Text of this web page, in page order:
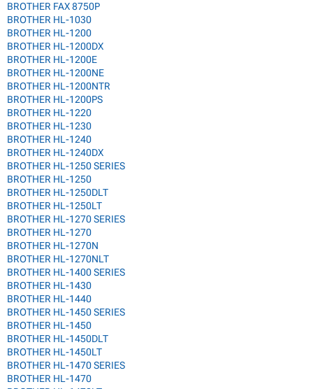
BROTHER FAX 8750P
BROTHER HL-1030
BROTHER HL-1200
BROTHER HL-1200DX
BROTHER HL-1200E
BROTHER HL-1200NE
BROTHER HL-1200NTR
BROTHER HL-1200PS
BROTHER HL-1220
BROTHER HL-1230
BROTHER HL-1240
BROTHER HL-1240DX
BROTHER HL-1250 SERIES
BROTHER HL-1250
BROTHER HL-1250DLT
BROTHER HL-1250LT
BROTHER HL-1270 SERIES
BROTHER HL-1270
BROTHER HL-1270N
BROTHER HL-1270NLT
BROTHER HL-1400 SERIES
BROTHER HL-1430
BROTHER HL-1440
BROTHER HL-1450 SERIES
BROTHER HL-1450
BROTHER HL-1450DLT
BROTHER HL-1450LT
BROTHER HL-1470 SERIES
BROTHER HL-1470